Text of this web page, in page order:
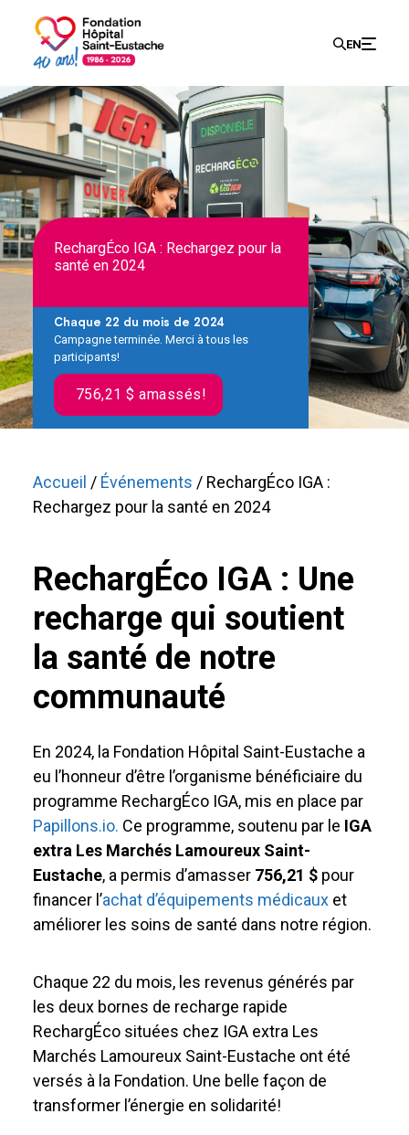
EN
Search
for:
RechargÉco IGA : Rechargez pour la
santé en 2024
Chaque 22 du mois de 2024
Campagne terminée. Merci à tous les
participants!
756,21 $ amassés!
Accueil / Événements / RechargÉco IGA :
Rechargez pour la santé en 2024
RechargÉco IGA : Une
recharge qui soutient
la santé de notre
communauté
En 2024, la Fondation Hôpital Saint-Eustache a
eu l’honneur d’être l’organisme bénéficiaire du
programme RechargÉco IGA, mis en place par
Papillons.io. Ce programme, soutenu par le IGA
extra Les Marchés Lamoureux Saint-
Eustache, a permis d’amasser 756,21 $ pour
financer l’achat d’équipements médicaux et
améliorer les soins de santé dans notre région.
Chaque 22 du mois, les revenus générés par
les deux bornes de recharge rapide
RechargÉco situées chez IGA extra Les
Marchés Lamoureux Saint-Eustache ont été
versés à la Fondation. Une belle façon de
transformer l’énergie en solidarité!